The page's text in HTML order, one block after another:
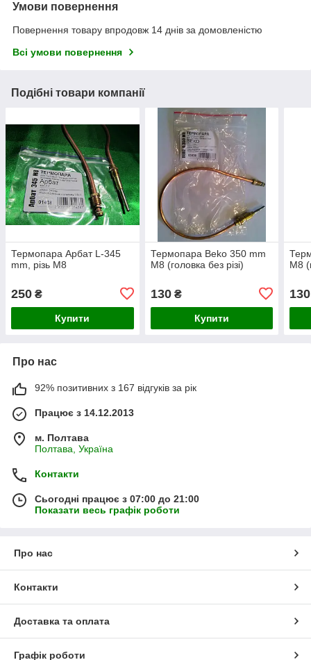
Умови повернення
Повернення товару впродовж 14 днів за домовленістю
Всі умови повернення
Подібні товари компанії
Термопара Арбат L-345
mm, різь M8
250 ₴
Купити
Термопара Beko 350 mm
M8 (головка без різі)
130₴
Купити
M8
130
Про нас
92% позитивних з 167 відгуків за рік
Працює з 14.12.2013
м. Полтава
Полтава, Україна
Контакти
Сьогодні працює з 07:00 до 21:00
Показати весь графік роботи
Про нас
Контакти
Доставка та оплата
Графік роботи